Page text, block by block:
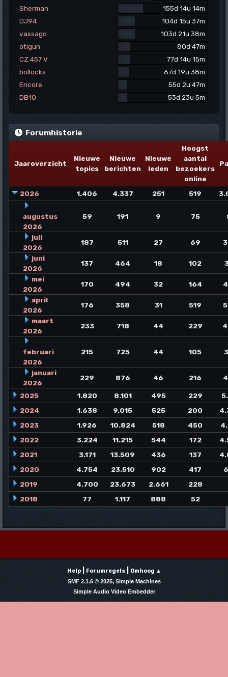
Sherman
155d 14u 14m
DJ94
104d 15u 37m
vassago
103d 21u 38m
otigun
80d 47m
CZ 457 V
77d 14u 15m
bollocks
67d 19u 38m
Encore
55d 2u 47m
DB10
53d 23u 5m
Forumhistorie
Jaaroverzicht
Nieuwe
topics
Nieuwe
berichten
Nieuwe
leden
Hoogst
aantal
bezoekers
online
2026 1.406 4.337 251 519
augustus
2026
59 191 9 75
juli
2026
187 511 27 69
juni
2026
137 464 18 102
mei
2026
170 494 32 164
april
2026
176 358 31 519
maart
2026
233 718 44 229
februari
2026
215 725 44 105
januari
2026
229 876 46 216
2025 1.820 8.101 495 229
2024
1.638 9.015 525 200
2023
1.926 10.824 518 450
2022
3.224 11.215 544 172
2021
3.171 13.509 436 137
2020
4.754 23.510 902 417
2019
4.700 23.673 2.661
228
2018
77 1.117 888 52
Help| Forumregels| Omhoog ▲
SMF 2.1.6 © 2025, Simple Machines
Simple Audio Video Embedder